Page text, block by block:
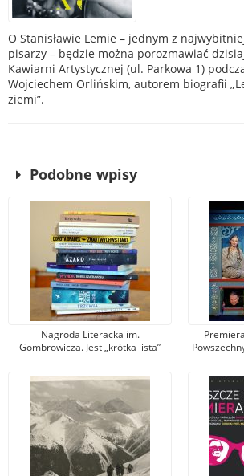
O Stanisławie Lemie – jednym z
pisarzy – będzie można porozmawiać
Kawiarni Artystycznej (ul. Parkowa 1)
Wojciechem Orlińskim, autorem biografii
ziemi”.
Podobne wpisy
Nagroda Literacka im.
Gombrowicza. Jest „krótka lista”
osobne, samoswoje